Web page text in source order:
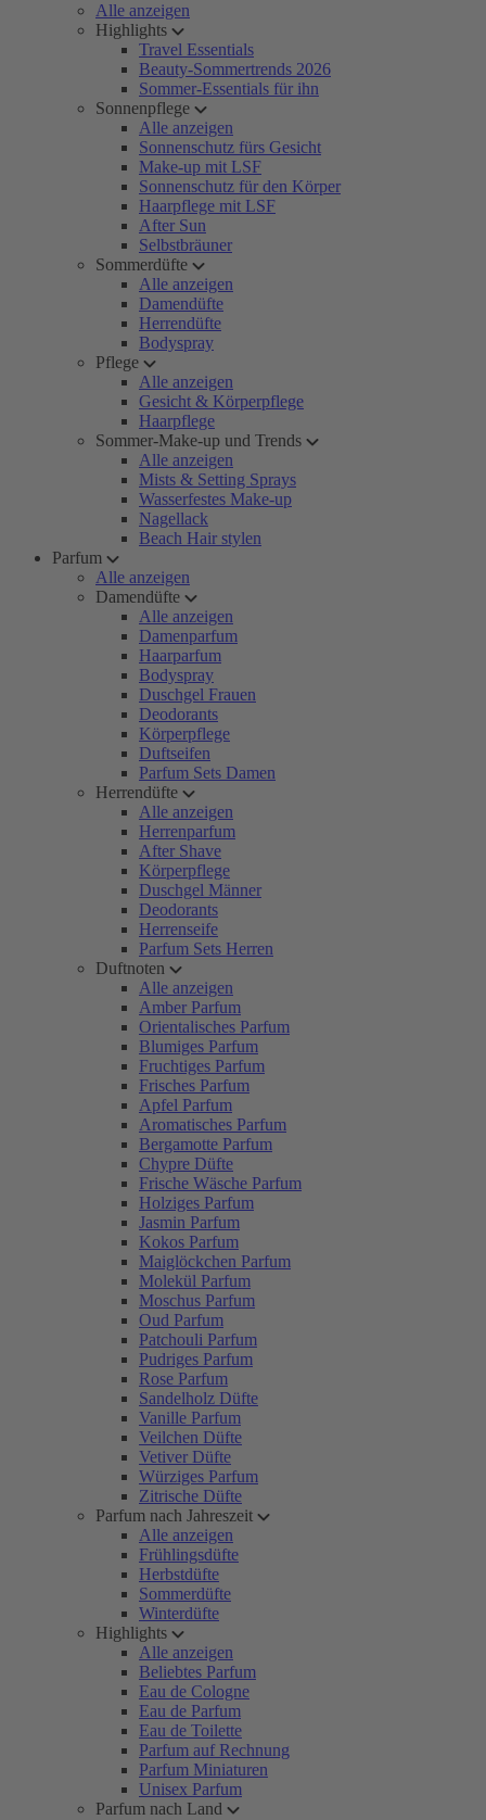
Alle anzeigen
Highlights
Travel Essentials
Beauty-Sommertrends 2026
Sommer-Essentials für ihn
Sonnenpflege
Alle anzeigen
Sonnenschutz fürs Gesicht
Make-up mit LSF
Sonnenschutz für den Körper
Haarpflege mit LSF
After Sun
Selbstbräuner
Sommerdüfte
Alle anzeigen
Damendüfte
Herrendüfte
Bodyspray
Pflege
Alle anzeigen
Gesicht & Körperpflege
Haarpflege
Sommer-Make-up und Trends
Alle anzeigen
Mists & Setting Sprays
Wasserfestes Make-up
Nagellack
Beach Hair stylen
Parfum
Alle anzeigen
Damendüfte
Alle anzeigen
Damenparfum
Haarparfum
Bodyspray
Duschgel Frauen
Deodorants
Körperpflege
Duftseifen
Parfum Sets Damen
Herrendüfte
Alle anzeigen
Herrenparfum
After Shave
Körperpflege
Duschgel Männer
Deodorants
Herrenseife
Parfum Sets Herren
Duftnoten
Alle anzeigen
Amber Parfum
Orientalisches Parfum
Blumiges Parfum
Fruchtiges Parfum
Frisches Parfum
Apfel Parfum
Aromatisches Parfum
Bergamotte Parfum
Chypre Düfte
Frische Wäsche Parfum
Holziges Parfum
Jasmin Parfum
Kokos Parfum
Maiglöckchen Parfum
Molekül Parfum
Moschus Parfum
Oud Parfum
Patchouli Parfum
Pudriges Parfum
Rose Parfum
Sandelholz Düfte
Vanille Parfum
Veilchen Düfte
Vetiver Düfte
Würziges Parfum
Zitrische Düfte
Parfum nach Jahreszeit
Alle anzeigen
Frühlingsdüfte
Herbstdüfte
Sommerdüfte
Winterdüfte
Highlights
Alle anzeigen
Beliebtes Parfum
Eau de Cologne
Eau de Parfum
Eau de Toilette
Parfum auf Rechnung
Parfum Miniaturen
Unisex Parfum
Parfum nach Land